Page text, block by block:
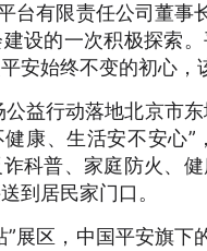
台有限责任公司董
设的一次积极探索
安始终不变的初心，
益行动落地北京市
康、生活安不安心
科普、家庭防火、
到居民家门口。
”展区，中国平安旗